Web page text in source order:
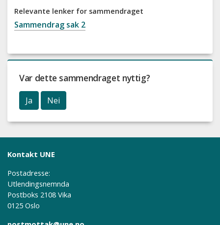
Relevante lenker for sammendraget
Sammendrag sak 2
Var dette sammendraget nyttig?
Ja Nei
Kontakt UNE
Postadresse:
Utlendingsnemnda
Postboks 2108 Vika
0125 Oslo